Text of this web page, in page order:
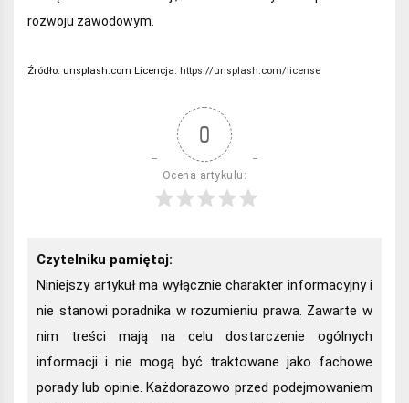
rozwoju zawodowym.
Źródło: unsplash.com Licencja: https://unsplash.com/license
0
Ocena artykułu:
Czytelniku pamiętaj:
Niniejszy artykuł ma wyłącznie charakter informacyjny i
nie stanowi poradnika w rozumieniu prawa. Zawarte w
nim treści mają na celu dostarczenie ogólnych
informacji i nie mogą być traktowane jako fachowe
porady lub opinie. Każdorazowo przed podejmowaniem